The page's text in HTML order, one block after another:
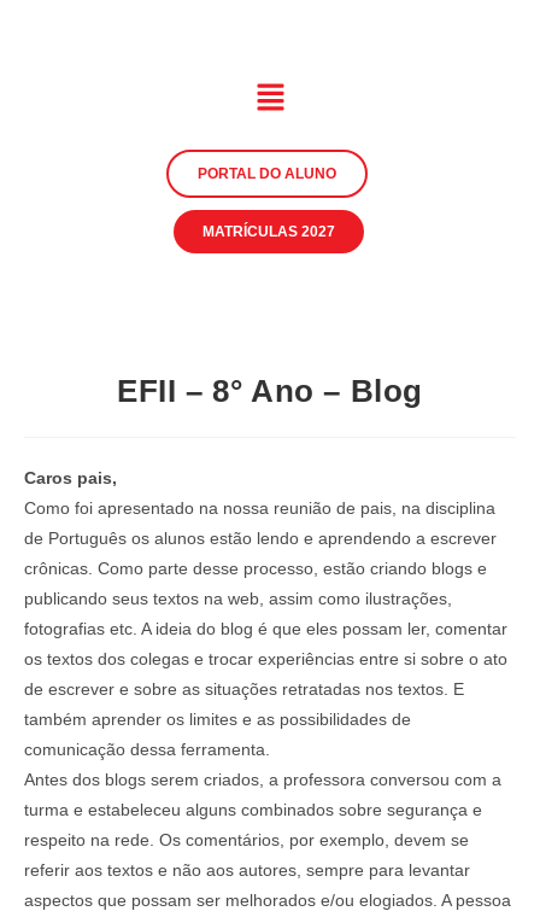
PORTAL DO ALUNO
MATRÍCULAS 2027
EFII – 8° Ano – Blog
Caros pais,
Como foi apresentado na nossa reunião de pais, na disciplina
de Português os alunos estão lendo e aprendendo a escrever
crônicas. Como parte desse processo, estão criando blogs e
publicando seus textos na web, assim como ilustrações,
fotografias etc. A ideia do blog é que eles possam ler, comentar
os textos dos colegas e trocar experiências entre si sobre o ato
de escrever e sobre as situações retratadas nos textos. E
também aprender os limites e as possibilidades de
comunicação dessa ferramenta.
Antes dos blogs serem criados, a professora conversou com a
turma e estabeleceu alguns combinados sobre segurança e
respeito na rede. Os comentários, por exemplo, devem se
referir aos textos e não aos autores, sempre para levantar
aspectos que possam ser melhorados e/ou elogiados. A pessoa